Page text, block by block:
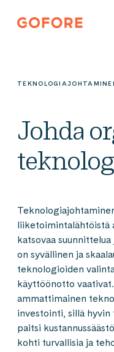
Siirry
suoraan
Gofore
knowledge
Johda
liiketoimintalähtöistä
katsovaa
on syvällinen ja
teknologioiden
käyttöönotto
ammattimainen
investointi, sillä
paitsi
kohti turvallisia ja